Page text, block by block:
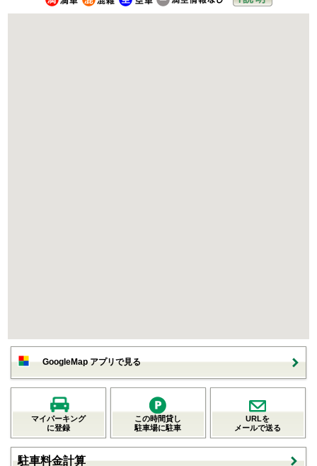
GoogleMap アプリで見る
マイパーキング
に登録
この時間貸し
駐車場に駐車
URLを
メールで送る
駐車料金計算